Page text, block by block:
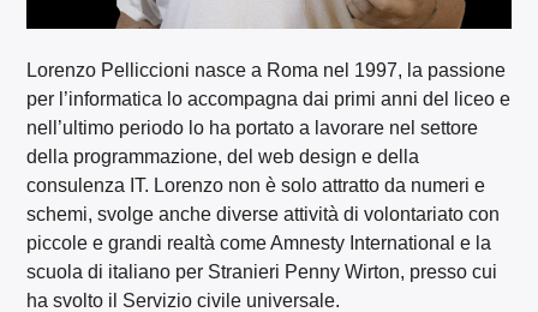
Lorenzo Pelliccioni nasce a Roma nel 1997, la passione
per l’informatica lo accompagna dai primi anni del liceo e
nell’ultimo periodo lo ha portato a lavorare nel settore
della programmazione, del web design e della
consulenza IT. Lorenzo non è solo attratto da numeri e
schemi, svolge anche diverse attività di volontariato con
piccole e grandi realtà come Amnesty International e la
scuola di italiano per Stranieri Penny Wirton, presso cui
ha svolto il Servizio civile universale.